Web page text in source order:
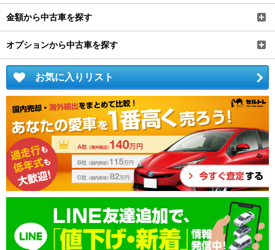
金額から中古車を探す
オプションから中古車を探す
お気に入りリスト